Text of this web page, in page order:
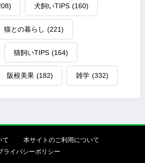
犬飼いTIPS (160)
猫との暮らし (221)
猫飼いTIPS (164)
阪根美果 (182) 雑学 (332)
て
本サイトのご利用について
ライバシーポリシー